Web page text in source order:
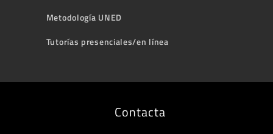
Metodología UNED
Tutorías presenciales/en línea
Contacta